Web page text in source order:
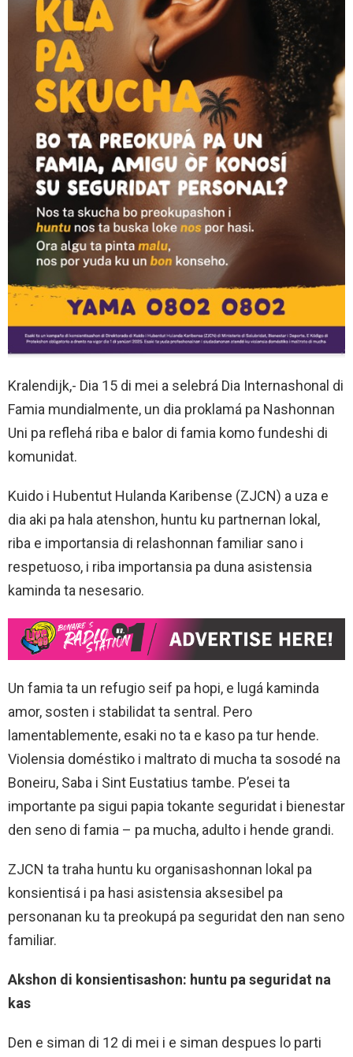
Kralendijk,- Dia 15 di mei a selebrá Dia Internashonal di
Famia mundialmente, un dia proklamá pa Nashonnan
Uni pa reflehá riba e balor di famia komo fundeshi di
komunidat.
Kuido i Hubentut Hulanda Karibense (ZJCN) a uza e
dia aki pa hala atenshon, huntu ku partnernan lokal,
riba e importansia di relashonnan familiar sano i
respetuoso, i riba importansia pa duna asistensia
kaminda ta nesesario.
Un famia ta un refugio seif pa hopi, e lugá kaminda
amor, sosten i stabilidat ta sentral. Pero
lamentablemente, esaki no ta e kaso pa tur hende.
Violensia doméstiko i maltrato di mucha ta sosodé na
Boneiru, Saba i Sint Eustatius tambe. P’esei ta
importante pa sigui papia tokante seguridat i bienestar
den seno di famia – pa mucha, adulto i hende grandi.
ZJCN ta traha huntu ku organisashonnan lokal pa
konsientisá i pa hasi asistensia aksesibel pa
personanan ku ta preokupá pa seguridat den nan seno
familiar.
Akshon di konsientisashon: huntu pa seguridat na
kas
Den e siman di 12 di mei i e siman despues lo parti